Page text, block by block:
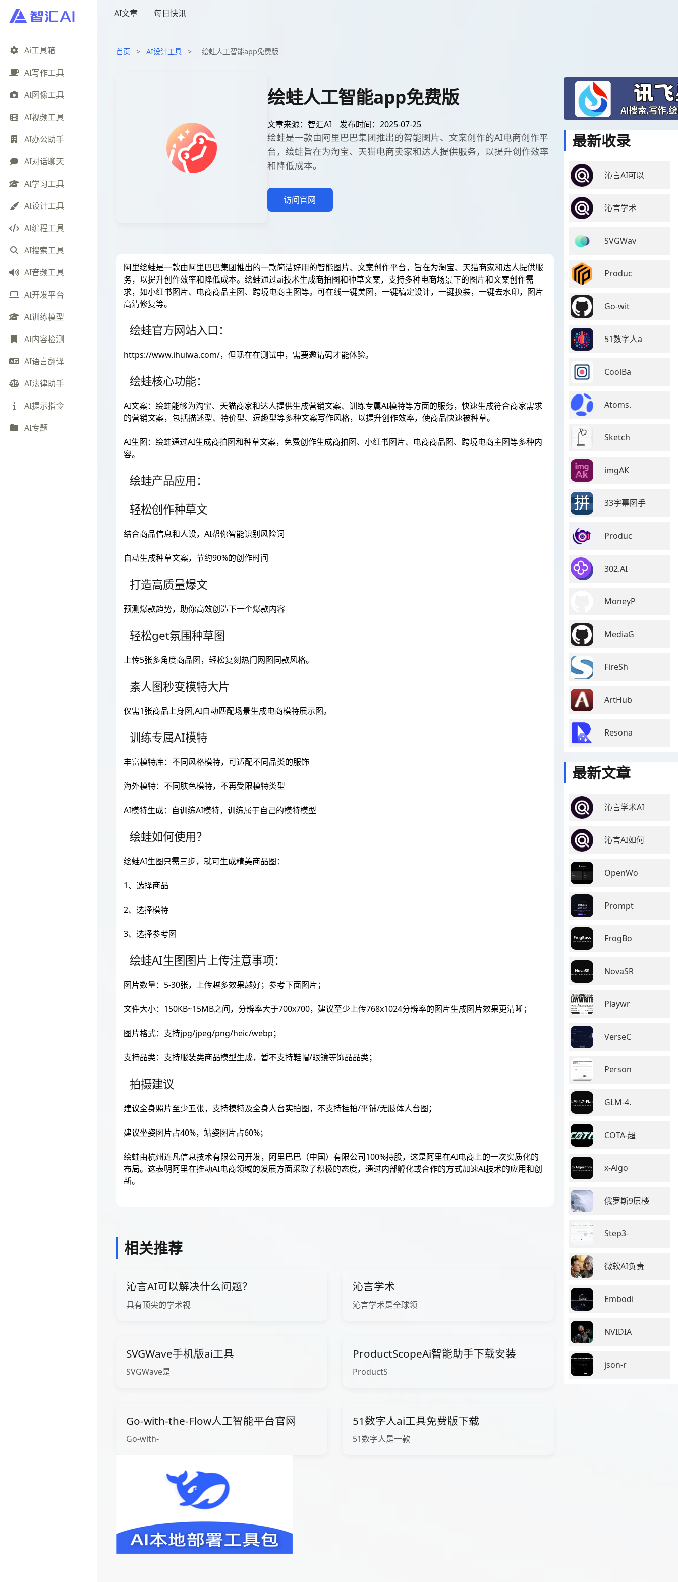
Ai工具箱
AI写作工具
AI图像工具
AI视频工具
AI办公助手
AI对话聊天
AI学习工具
AI设计工具
AI编程工具
AI搜索工具
AI音频工具
AI开发平台
AI训练模型
AI内容检测
AI语言翻译
AI法律助手
AI提示指令
AI专题
AI文章 每日快讯
首页 > AI设计工具 > 绘蛙人工智能app免费版
绘蛙人工智能app免费版
文章来源：智汇AI 发布时间：2025-07-25
绘蛙是一款由阿里巴巴集团推出的智能图片、文案创作的AI电商创作平
台，绘蛙旨在为淘宝、天猫电商卖家和达人提供服务，以提升创作效率
和降低成本。
访问官网
阿里绘蛙是一款由阿里巴巴集团推出的一款简洁好用的智能图片、文案创作平台，旨在为淘宝、天猫商家和达人提供服
务，以提升创作效率和降低成本。绘蛙通过ai技术生成商拍图和种草文案，支持多种电商场景下的图片和文案创作需
求，如小红书图片、电商商品主图、跨境电商主图等。可在线一键美图，一键稿定设计，一键换装，一键去水印，图片
高清修复等。
绘蛙官方网站入口：
https://www.ihuiwa.com/，但现在在测试中，需要邀请码才能体验。
绘蛙核心功能：
AI文案：绘蛙能够为淘宝、天猫商家和达人提供生成营销文案、训练专属AI模特等方面的服务，快速生成符合商家需求
的营销文案，包括描述型、特价型、逗趣型等多种文案写作风格，以提升创作效率，使商品快速被种草。
AI生图：绘蛙通过AI生成商拍图和种草文案，免费创作生成商拍图、小红书图片、电商商品图、跨境电商主图等多种内
容。
绘蛙产品应用：
轻松创作种草文
结合商品信息和人设，AI帮你智能识别风险词
自动生成种草文案，节约90%的创作时间
打造高质量爆文
预测爆款趋势，助你高效创造下一个爆款内容
轻松get氛围种草图
上传5张多角度商品图，轻松复刻热门网图同款风格。
素人图秒变模特大片
仅需1张商品上身图,AI自动匹配场景生成电商模特展示图。
训练专属AI模特
丰富模特库：不同风格模特，可适配不同品类的服饰
海外模特：不同肤色模特，不再受限模特类型
AI模特生成：自训练AI模特，训练属于自己的模特模型
绘蛙如何使用？
绘蛙AI生图只需三步，就可生成精美商品图：
1、选择商品
2、选择模特
3、选择参考图
绘蛙AI生图图片上传注意事项：
图片数量：5-30张，上传越多效果越好；参考下面图片；
文件大小：150KB~15MB之间，分辨率大于700x700，建议至少上传768x1024分辨率的图片生成图片效果更清晰；
图片格式：支持jpg/jpeg/png/heic/webp；
支持品类：支持服装类商品模型生成，暂不支持鞋帽/眼镜等饰品品类；
拍摄建议
建议全身照片至少五张，支持模特及全身人台实拍图，不支持挂拍/平铺/无肢体人台图；
建议坐姿图片占40%，站姿图片占60%；
绘蛙由杭州连凡信息技术有限公司开发，阿里巴巴（中国）有限公司100%持股，这是阿里在AI电商上的一次实质化的
布局。这表明阿里在推动AI电商领域的发展方面采取了积极的态度，通过内部孵化或合作的方式加速AI技术的应用和创
新。
相关推荐
沁言AI可以解决什么问题？
具有顶尖的学术视
沁言学术
沁言学术是全球领
SVGWave手机版ai工具
SVGWave是
ProductScopeAi智能助手下载安装
ProductS
Go-with-the-Flow人工智能平台官网
Go-with-
51数字人ai工具免费版下载
51数字人是一款
最新收录
沁言AI可以
沁言学术
SVGWav
Produc
Go-wit
51数字人a
CoolBa
Atoms.
Sketch
imgAK
33字幕图手
Produc
302.AI
MoneyP
MediaG
FireSh
ArtHub
Resona
最新文章
沁言学术AI
沁言AI如何
OpenWo
Prompt
FrogBo
NovaSR
Playwr
VerseC
Person
GLM-4.
COTA-超
x-Algo
俄罗斯9层楼
Step3-
微软AI负责
Embodi
NVIDIA
json-r